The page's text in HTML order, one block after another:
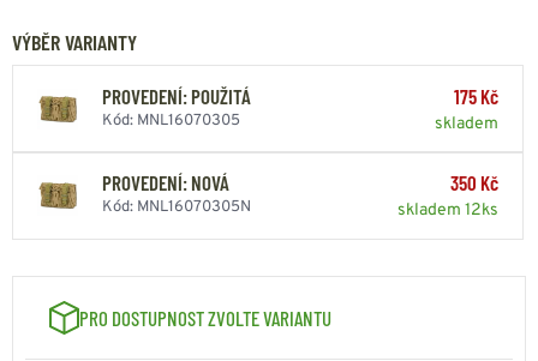
VÝBĚR VARIANTY
PROVEDENÍ: POUŽITÁ
Kód: MNL16070305
175 Kč
skladem
PROVEDENÍ: NOVÁ
Kód: MNL16070305N
350 Kč
skladem 12ks
PRO DOSTUPNOST ZVOLTE VARIANTU